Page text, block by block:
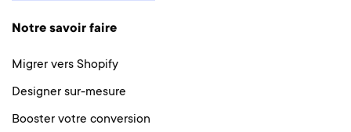
Notre savoir faire
Migrer vers Shopify
Designer sur-mesure
Booster votre conversion